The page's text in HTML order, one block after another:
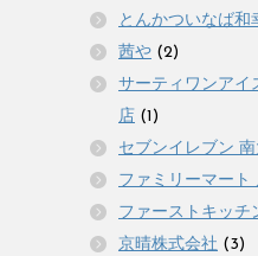
とんかついなば和
茜や (2)
サーティワンアイ
店 (1)
セブンイレブン
ファミリーマート
ファーストキッチ
京晴株式会社 (3)